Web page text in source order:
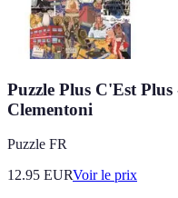
Puzzle Plus C'Est
Clementoni
Puzzle FR
12.95 EURVoir le prix